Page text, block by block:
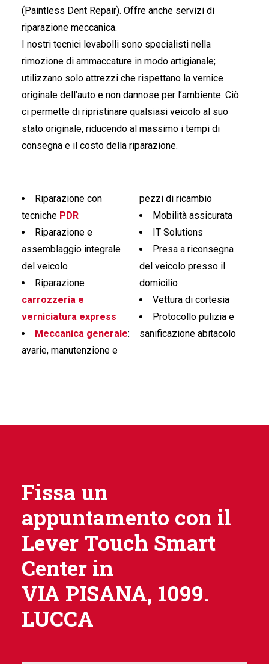
(Paintless Dent Repair). Offre anche servizi di
riparazione meccanica.
I nostri tecnici levabolli sono specialisti nella
rimozione di ammaccature in modo artigianale;
utilizzano solo attrezzi che rispettano la vernice
originale dell’auto e non dannose per l’ambiente. Ciò
ci permette di ripristinare qualsiasi veicolo al suo
stato originale, riducendo al massimo i tempi di
consegna e il costo della riparazione.
Riparazione con
tecniche PDR
Riparazione e
assemblaggio integrale
del veicolo
Riparazione
carrozzeria e
verniciatura express
Meccanica generale:
avarie, manutenzione e
pezzi di ricambio
Mobilità assicurata
IT Solutions
Presa a riconsegna
del veicolo presso il
domicilio
Vettura di cortesia
Protocollo pulizia e
sanificazione abitacolo
Fissa un
appuntamento con il
Lever Touch Smart
Center in
VIA PISANA, 1099.
LUCCA